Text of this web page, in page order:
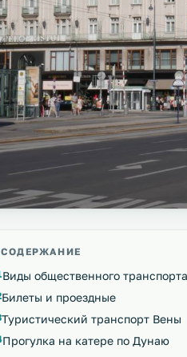
СОДЕРЖАНИЕ
Виды общественного
Билеты и проездные
Туристический транспорт Вены
Прогулка на катере по Дунаю